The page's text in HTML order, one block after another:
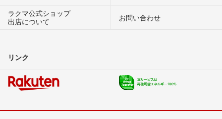
ラクマ公式ショップ
出店について
お問い合わせ
リンク